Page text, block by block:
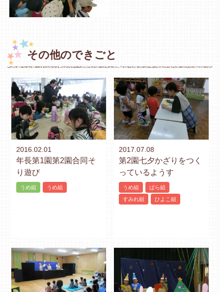
その他のできごと
2016.02.01
年長第1園第2園合同そ
り遊び
うめ組 うめ組
2017.07.08
第2園七夕かざりをつく
っているようす
うめ組
ばら組
すみれ組
ひよこ組